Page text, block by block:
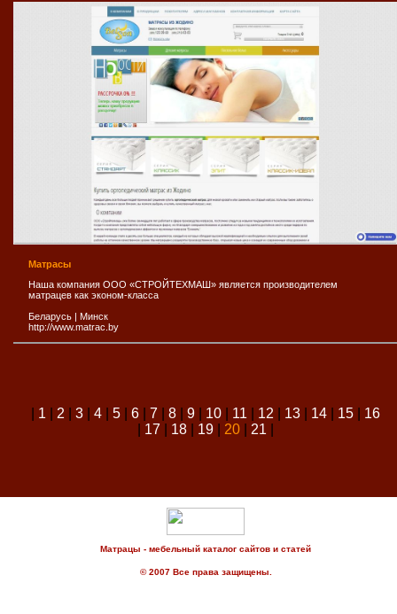
Матрасы
Наша компания ООО «СТРОЙТЕХМАШ» является производителем
матрацев как эконом-класса
Беларусь | Минск
http://www.matrac.by
1 2 3| 4| 5| 6| 7| 8| 9| 10| 11 12 13| 14| 15| 16
17| 18| 19| 20| 21
Матрацы - мебельный каталог сайтов и статей
© 2007 Все права защищены.